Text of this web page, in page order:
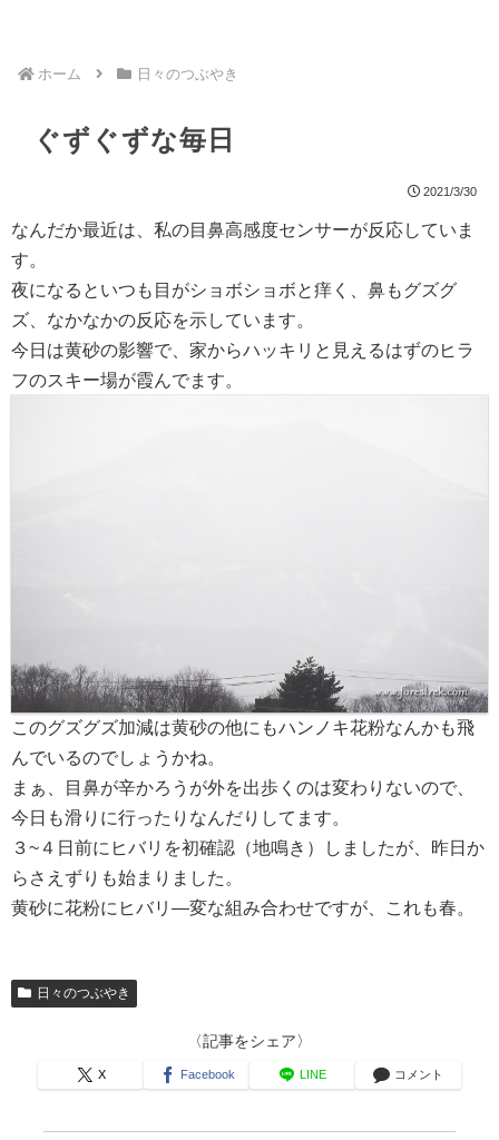
ホーム 日々のつぶやき
ぐずぐずな毎日
2021/3/30
なんだか最近は、私の目鼻高感度センサーが反応していま
す。
夜になるといつも目がショボショボと痒く、鼻もグズグ
ズ、なかなかの反応を示しています。
今日は黄砂の影響で、家からハッキリと見えるはずのヒラ
フのスキー場が霞んでます。
このグズグズ加減は黄砂の他にもハンノキ花粉なんかも飛
んでいるのでしょうかね。
まぁ、目鼻が辛かろうが外を出歩くのは変わりないので、
今日も滑りに行ったりなんだりしてます。
３~４日前にヒバリを初確認（地鳴き）しましたが、昨日か
らさえずりも始まりました。
黄砂に花粉にヒバリ―変な組み合わせですが、これも春。
日々のつぶやき
〈記事をシェア〉
X Facebook LINE コメント